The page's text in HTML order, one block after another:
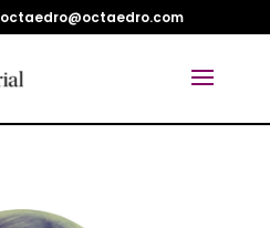
octaedro@octaedro.com